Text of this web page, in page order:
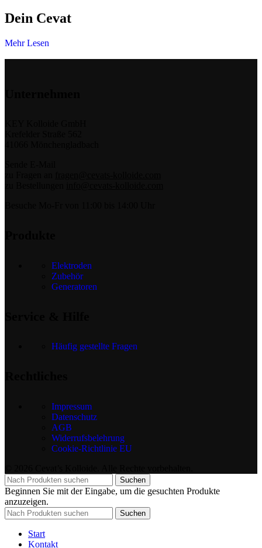
Dein Cevat
Mehr Lesen
Elektroden
Zubehör
Generatoren
Häufig gestellte Fragen
Impressum
Datenschutz
AGB
Widerrufsbelehrung
Cookie-Richtlinie EU
Suchen
Beginnen Sie mit der Eingabe, um die gesuchten Produkte
anzuzeigen.
Suchen
Start
Kontakt